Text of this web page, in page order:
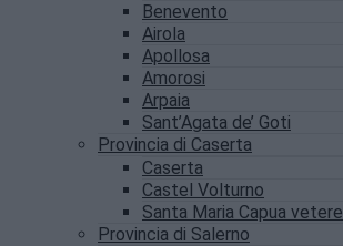
Benevento
Airola
Apollosa
Amorosi
Arpaia
Sant’Agata de’ Goti
Provincia di Caserta
Caserta
Castel Volturno
Santa Maria Capua vetere
Provincia di Salerno